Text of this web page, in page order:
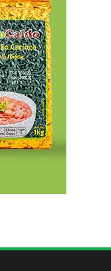
a consultas e
no Amazonas
é obrigatória
com ministra
e